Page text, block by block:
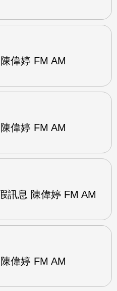
偉婷 FM AM
偉婷 FM AM
訊息 陳偉婷 FM AM
偉婷 FM AM